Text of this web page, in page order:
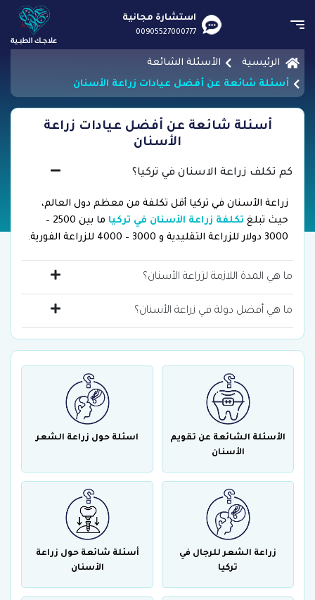
استشارة مجانية
00905527000777
الرئيسية
الأسئلة الشائعة
أسئلة شائعة عن أفضل عيادات زراعة الأسنان
أسئلة شائعة عن أفضل عيادات زراعة
الأسنان
كم تكلف زراعة الاسنان في تركيا؟
زراعة الأسنان في تركيا أقل تكلفة من معظم دول العالم،
حيث تبلغ تكلفة زراعة الأسنان في تركيا
ما بين 2500 –
3000 دولار للزراعة التقليدية و 3000 – 4000 للزراعة الفورية.
ما هي المدة اللازمة لزراعة الأسنان؟
مدة زراعة الأسنان
ما هي أفضل دولة في زراعة الأسنان؟
الأسئلة الشائعة عن تقويم
الأسنان
اسئلة حول زراعة الشعر
زراعة الشعر للرجال في
تركيا
أسئلة شائعة حول زراعة
الأسنان